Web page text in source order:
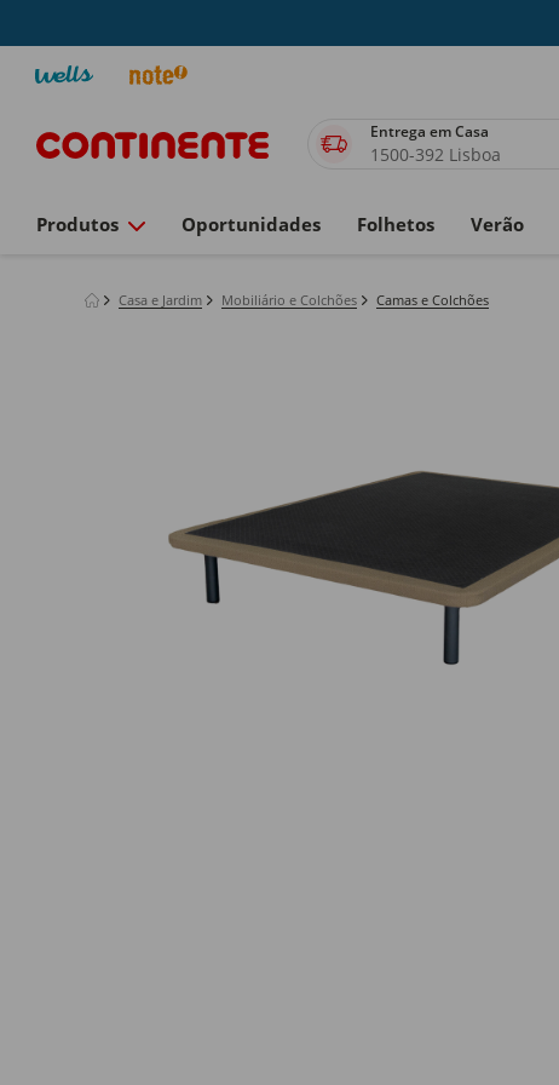
Entrega em Casa
1500-392 Lisboa
Produtos Oportunidades Folhetos Verão
Casa e Jardim Mobiliário e Colchões Camas e Colchões